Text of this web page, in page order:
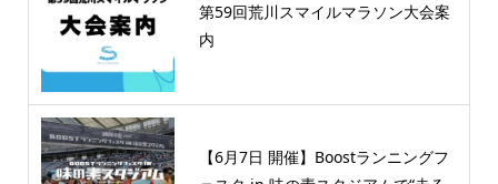
第59回荒川スマイルマラソン大会案
内
【6月7日 開催】Boostランニングフ